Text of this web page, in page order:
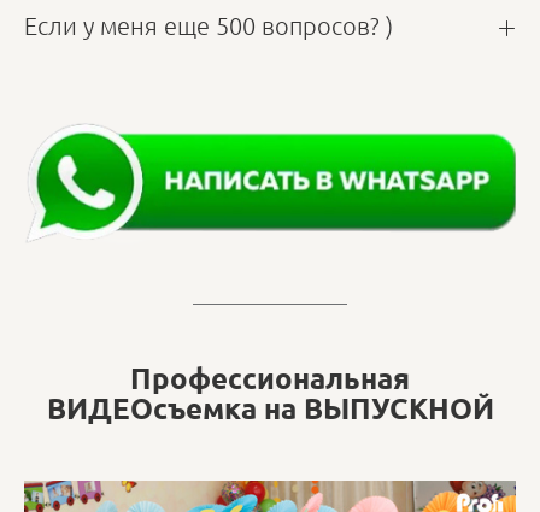
Если у меня еще 500 вопросов? )
Профессиональная
ВИДЕОсъемка на ВЫПУСКНОЙ